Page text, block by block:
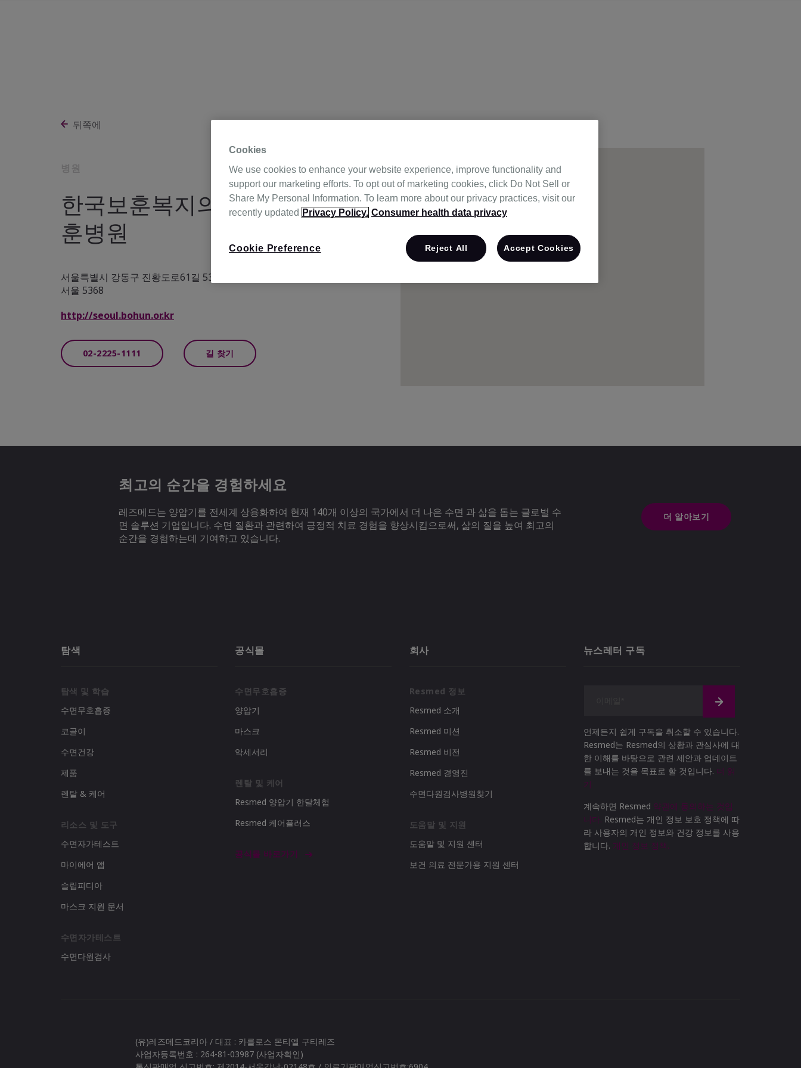
뒤쪽에
병원
한국보훈복지의료공단 중앙보
훈병원
서울특별시 강동구 진황도로61길 53 (둔촌동),
서울 5368
http://seoul.bohun.or.kr
02-2225-1111 길 찾기
최고의 순간을 경험하세요
레즈메드는 양압기를 전세계 상용화하여 현재 140개 이상의 국가에서 더 나은 수면 과 삶을 돕는 글로벌 수
면 솔루션 기업입니다. 수면 질환과 관련하여 긍정적 치료 경험을 향상시킴으로써, 삶의 질을 높여 최고의
순간을 경험하는데 기여하고 있습니다.
더 알아보기
탐색
탐색 및 학습
수면무호흡증
코골이
수면건강
제품
렌탈 & 케어
리소스 및 도구
수면자가테스트
마이에어 앱
슬립피디아
마스크 지원 문서
수면자가테스트
수면다원검사
공식몰
수면무호흡증
양압기
마스크
악세서리
렌탈 및 케어
Resmed 양압기 한달체험
Resmed 케어플러스
공식몰 바로가기
회사
Resmed 정보
Resmed 소개
Resmed 미션
Resmed 비전
Resmed 경영진
수면다원검사병원찾기
도움말 및 지원
도움말 및 지원 센터
보건 의료 전문가용 지원 센터
뉴스레터 구독
언제든지 쉽게 구독을 취소할 수 있습니다.
Resmed는 Resmed의 상황과 관심사에 대
한 이해를 바탕으로 관련 제안과 업데이트
를 보내는 것을 목표로 할 것입니다. 더 읽
기
계속하면 Resmed 약관에 동의하는 것입
니다. Resmed는 개인 정보 보호 정책에 따
라 사용자의 개인 정보와 건강 정보를 사용
합니다. 개인 정보 정책.
(유)레즈메드코리아 / 대표 : 카를로스 몬티엘 구티레즈
사업자등록번호 : 264-81-03987 (사업자확인)
Cookies
We use cookies to enhance your website experience, improve functionality and
support our marketing efforts. To opt out of marketing cookies, click Do Not Sell or
Share My Personal Information. To learn more about our privacy practices, visit our
recently updated Privacy Policy. Consumer health data privacy
Cookie Preference Reject All Accept Cookies